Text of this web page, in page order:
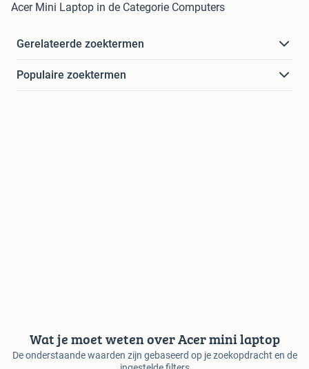
Acer Mini Laptop in de Categorie Computers
Gerelateerde zoektermen
Populaire zoektermen
Wat je moet weten over Acer mini laptop
De onderstaande waarden zijn gebaseerd op je zoekopdracht en de